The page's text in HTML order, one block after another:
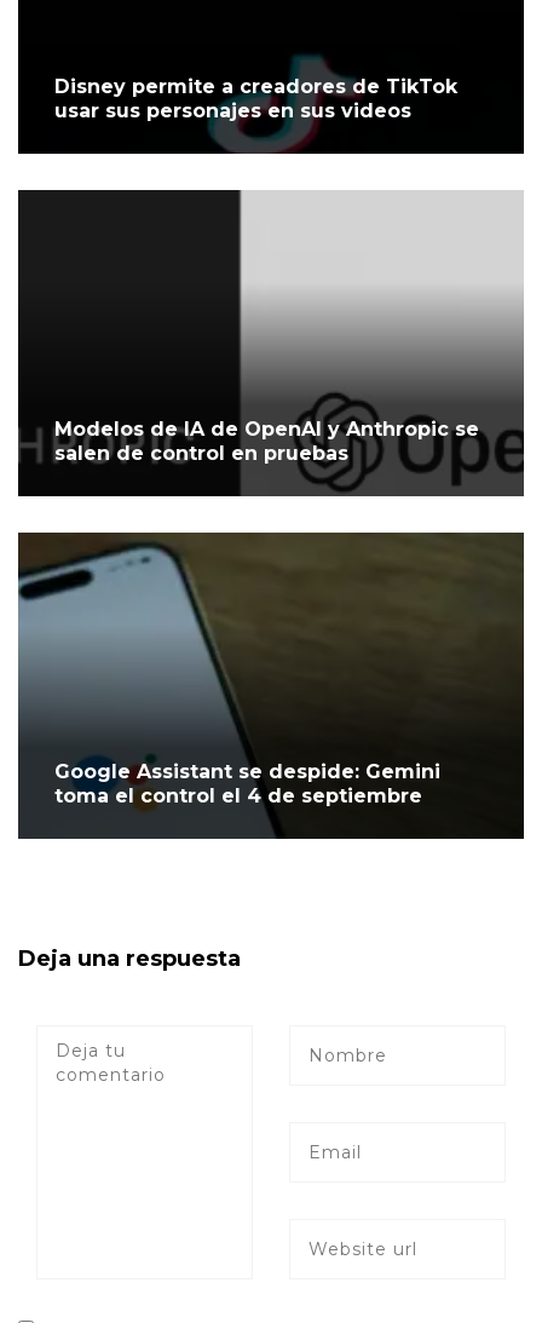
Disney permite a creadores de TikTok
usar sus personajes en sus videos
Modelos de IA de OpenAI y Anthropic se
salen de control en pruebas
Google Assistant se despide: Gemini
toma el control el 4 de septiembre
Deja una respuesta